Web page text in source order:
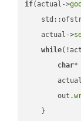
if(actual->
    actual->
while
char*
        out.
    }